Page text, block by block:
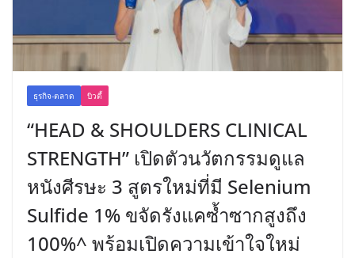
ธุรกิจ-ตลาด บิวตี้
“HEAD & SHOULDERS CLINICAL
STRENGTH” เปิดตัวนวัตกรรมดูแล
หนังศีรษะ 3 สูตรใหม่ที่มี Selenium
Sulfide 1% ขจัดรังแคซ้ำซากสูงถึง
100%^ พร้อมเปิดความเข้าใจใหม่